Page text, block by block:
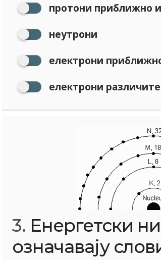
протони приближно
неутрони
електрони
електрони различите
3. Енергетски
означавају